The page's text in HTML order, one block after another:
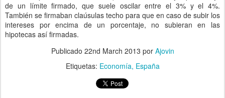
de un límite firmado, que suele oscilar entre el 3% y el 4%.
También se firmaban claúsulas techo para que en caso de subir los
intereses por encima de un porcentaje, no subieran en las
hipotecas así firmadas.
Publicado 22nd March 2013 por Ajovin
Etiquetas: Economía España